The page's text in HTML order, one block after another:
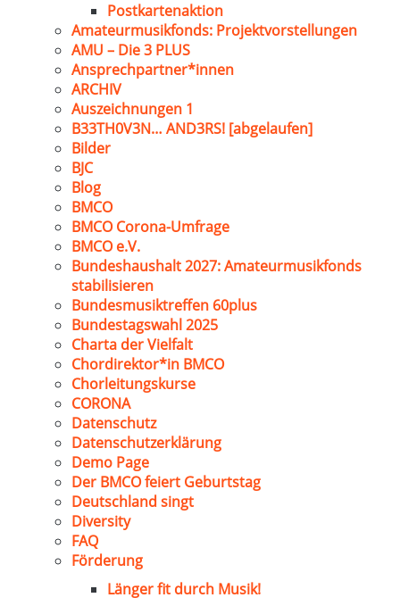
Postkartenaktion
Amateurmusikfonds: Projektvorstellungen
AMU – Die 3 PLUS
Ansprechpartner*innen
ARCHIV
Auszeichnungen 1
B33TH0V3N… AND3RS! [abgelaufen]
Bilder
BJC
Blog
BMCO
BMCO Corona-Umfrage
BMCO e.V.
Bundeshaushalt 2027: Amateurmusikfonds
stabilisieren
Bundesmusiktreffen 60plus
Bundestagswahl 2025
Charta der Vielfalt
Chordirektor*in BMCO
Chorleitungskurse
CORONA
Datenschutz
Datenschutzerklärung
Demo Page
Der BMCO feiert Geburtstag
Deutschland singt
Diversity
FAQ
Förderung
Länger fit durch Musik!